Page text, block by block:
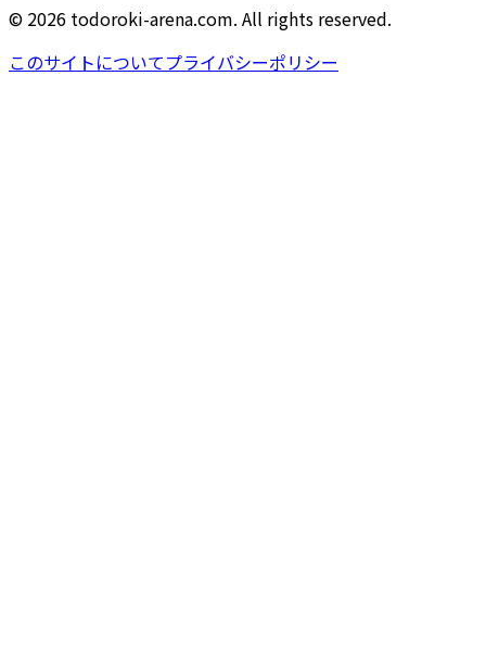
© 2026 todoroki-arena.com. All rights reserved.
このサイトについてプライバシーポリシー